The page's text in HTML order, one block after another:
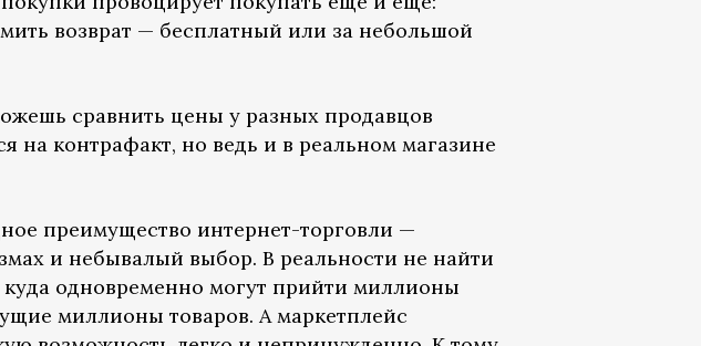
возврат — бесплатный или за небольшой
сравнить цены у разных продавцов
на контрафакт, но ведь и в реальном магазине
преимущество интернет-торговли —
и небывалый выбор. В реальности не найти
куда одновременно могут прийти миллионы
миллионы товаров. А маркетплейс